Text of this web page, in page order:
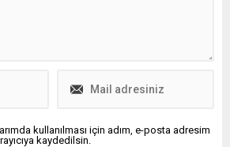
kullanılması için adım, e-posta adresim
kaydedilsin.